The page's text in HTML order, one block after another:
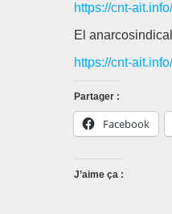
https://cnt-
El
https://cnt-
Partager :
Facebook
J’aime ça :